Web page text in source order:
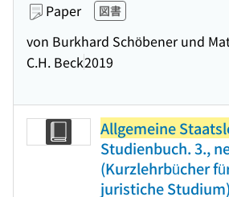
Paper 図書
von Burkhard Schöbener und
C.H. Beck2019
Allgemeine
Studienbuch. 3.,
(Kurzlehrbücher
juristiche Studium)